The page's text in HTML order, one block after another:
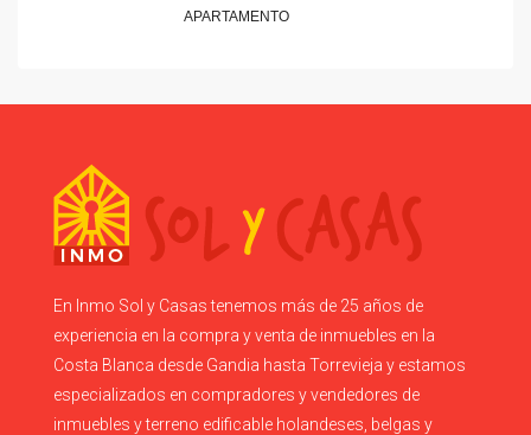
APARTAMENTO
En Inmo Sol y Casas tenemos más de 25 años de
experiencia en la compra y venta de inmuebles en la
Costa Blanca desde Gandia hasta Torrevieja y estamos
especializados en compradores y vendedores de
inmuebles y terreno edificable holandeses, belgas y